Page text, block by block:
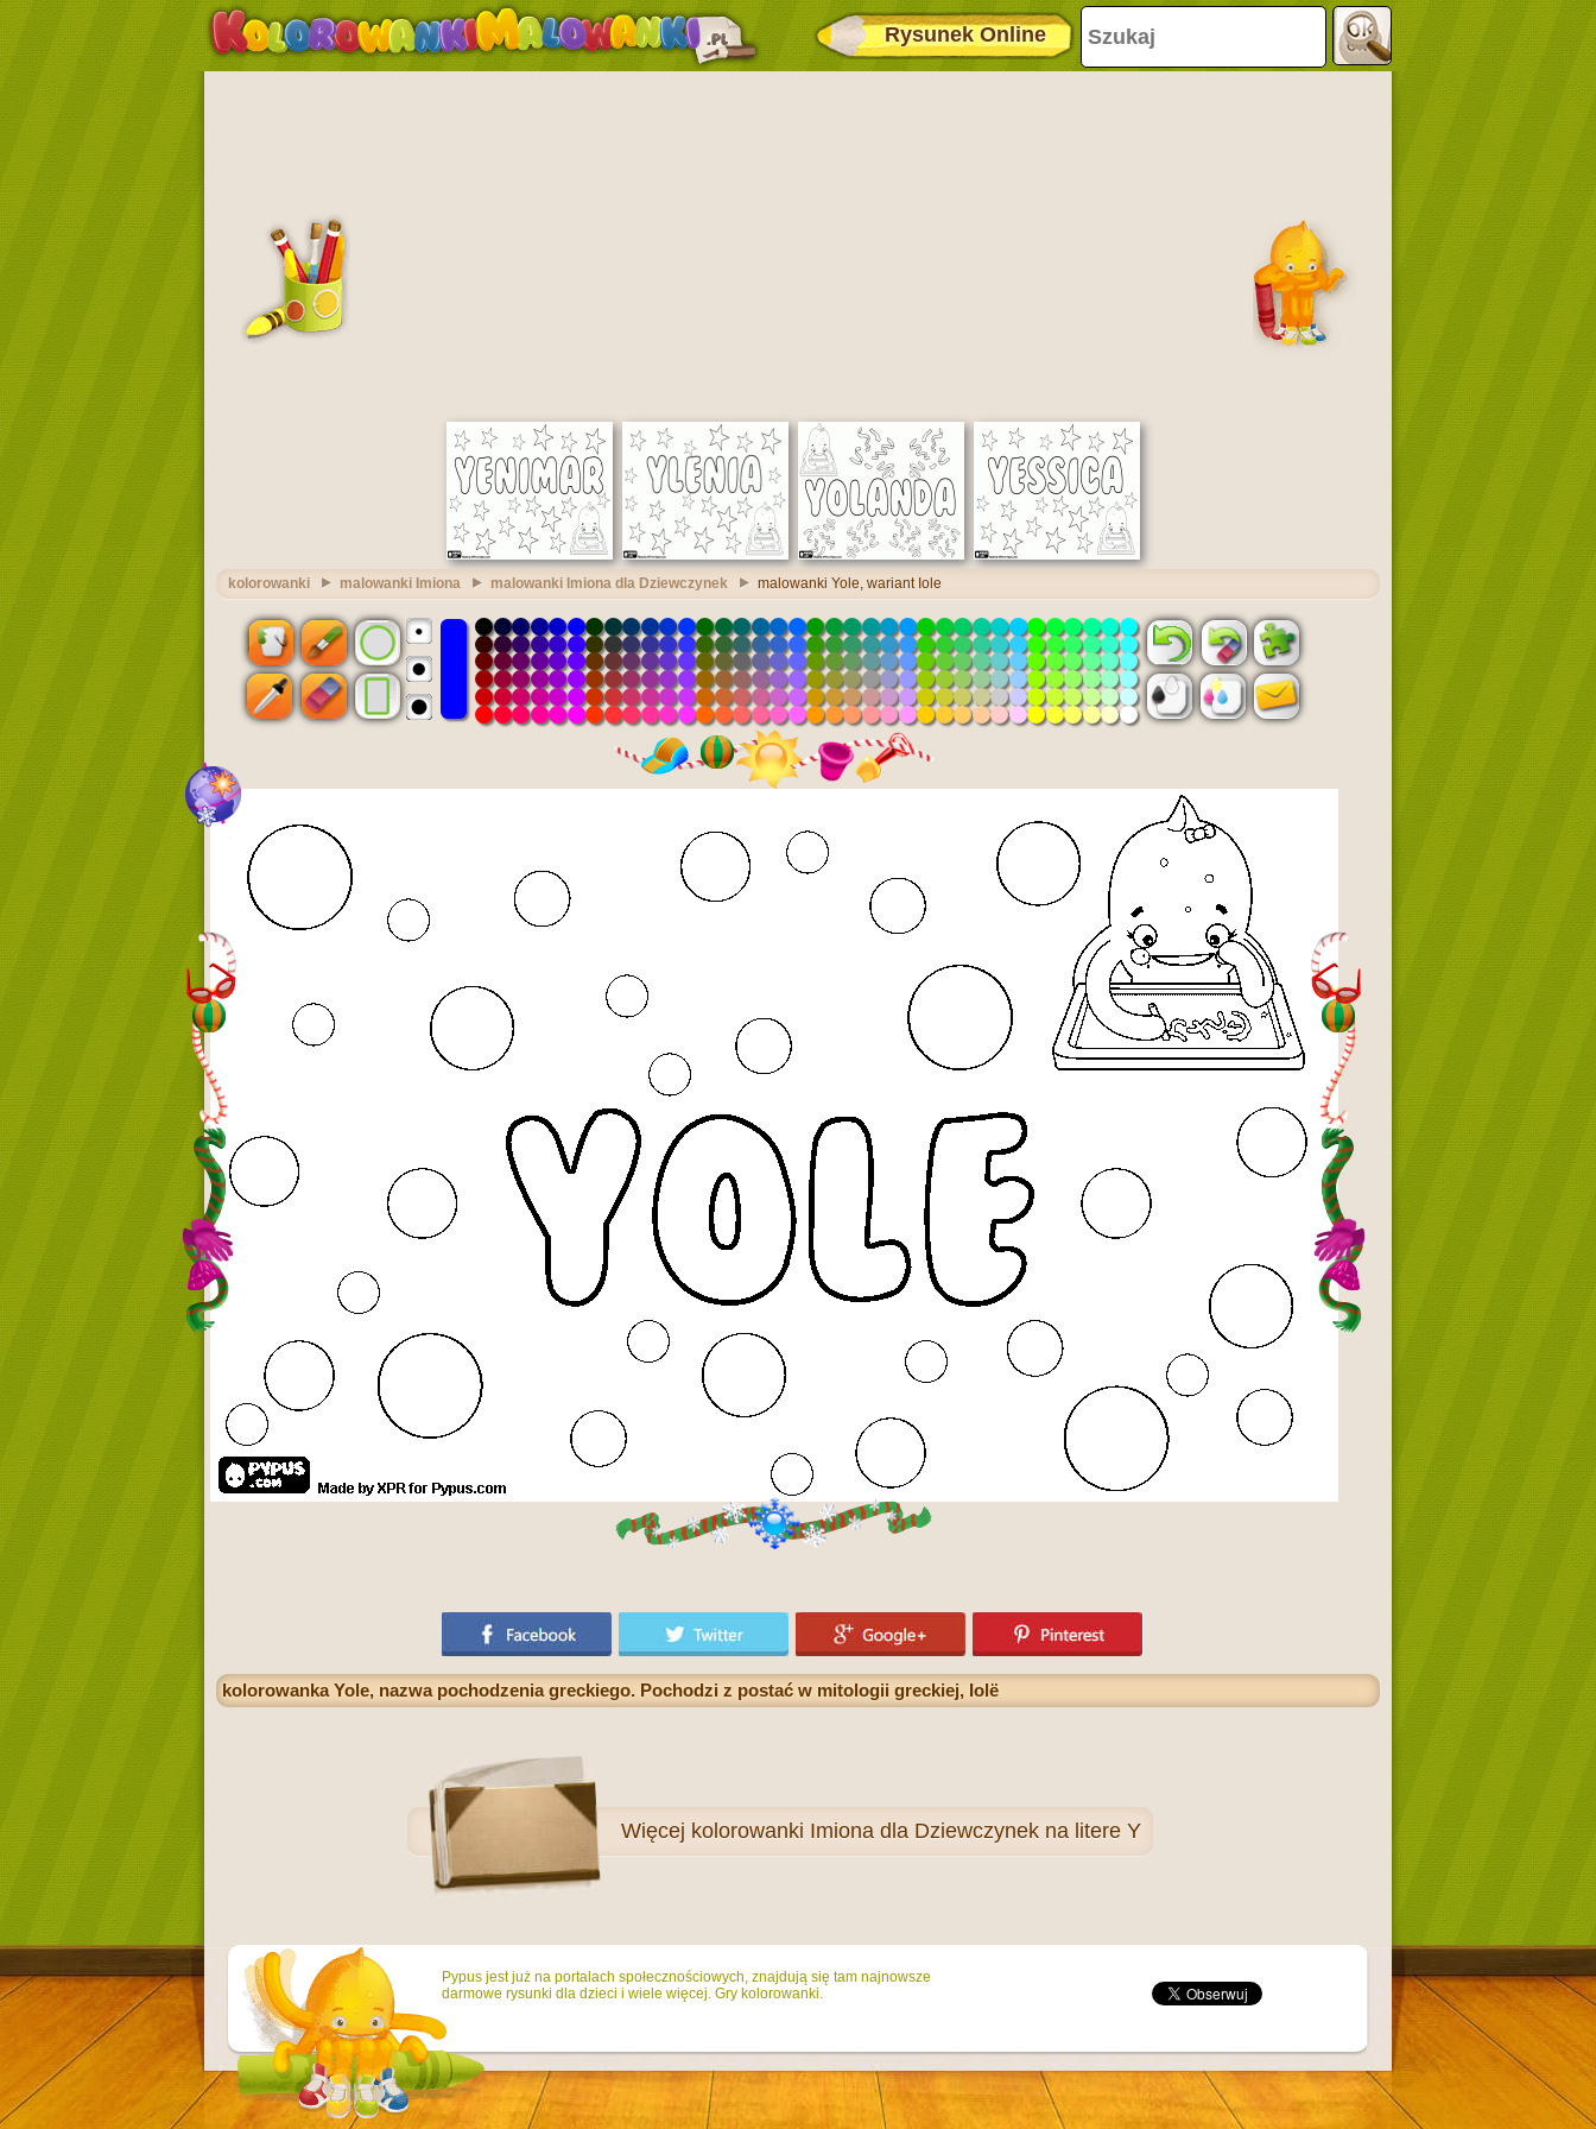
Rysunek Online
kolorowanki malowanki Imiona malowanki Imiona dla Dziewczynek malowanki Yole, wariant Iole
kolorowanka Yole, nazwa pochodzenia greckiego. Pochodzi z postać w mitologii greckiej, Iolë
Więcej kolorowanki Imiona dla Dziewczynek na litere Y
Pypus jest już na portalach społecznościowych, znajdują się tam najnowsze
darmowe rysunki dla dzieci i wiele więcej. Gry kolorowanki.